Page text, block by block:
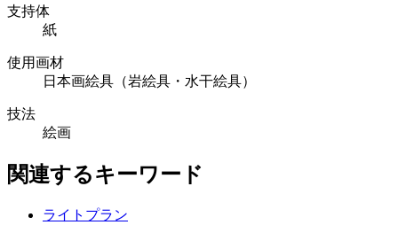
支持体
紙
使用画材
日本画絵具（岩絵具・水干絵具）
技法
絵画
関連するキーワード
ライトプラン